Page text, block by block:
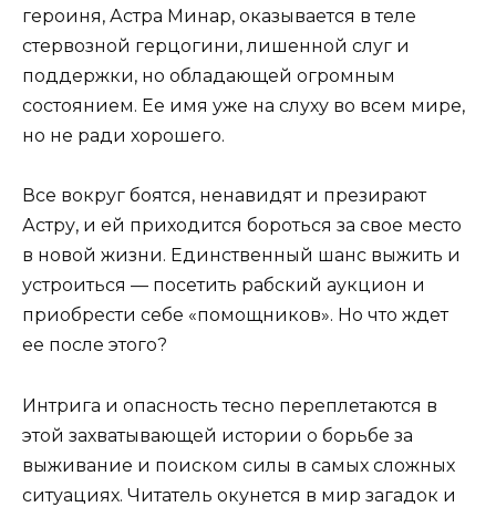
героиня, Астра Минар, оказывается в теле
стервозной герцогини, лишенной слуг и
поддержки, но обладающей огромным
состоянием. Ее имя уже на слуху во всем мире,
но не ради хорошего.
Все вокруг боятся, ненавидят и презирают
Астру, и ей приходится бороться за свое место
в новой жизни. Единственный шанс выжить и
устроиться — посетить рабский аукцион и
приобрести себе «помощников». Но что ждет
ее после этого?
Интрига и опасность тесно переплетаются в
этой захватывающей истории о борьбе за
выживание и поиском силы в самых сложных
ситуациях. Читатель окунется в мир загадок и